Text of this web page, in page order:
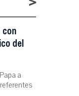
del
a